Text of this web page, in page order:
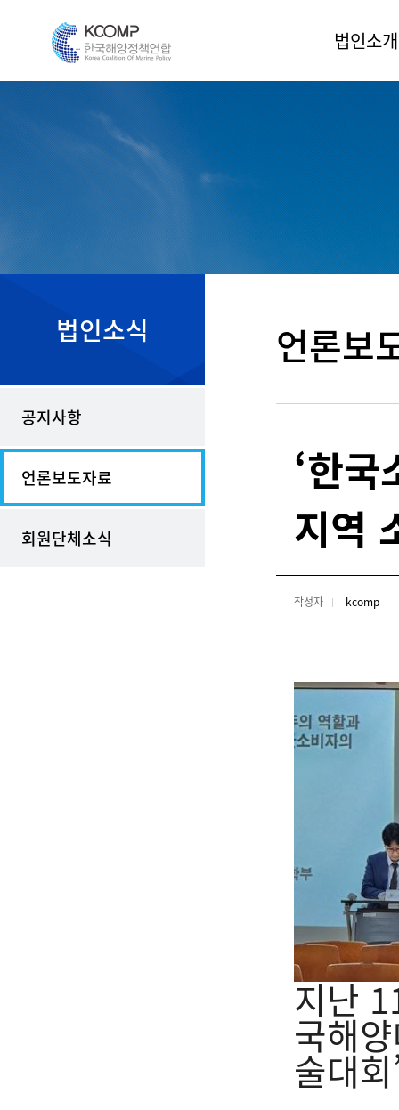
법인소개
인사말
운영위원회
법인소식
공지사항
언론보도자료
회원단체소식
언론보
‘한
지역
작성자 kcomp
지난
국해
술대